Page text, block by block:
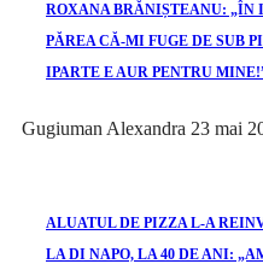
ROXANA BRĂNIȘTEANU: „ÎN
PĂREA CĂ-MI FUGE DE SUB
IPARTE E AUR PENTRU
Gugiuman Alexandra 23 mai
ALUATUL DE PIZZA L-A
LA DI NAPO, LA 40 DE ANI: